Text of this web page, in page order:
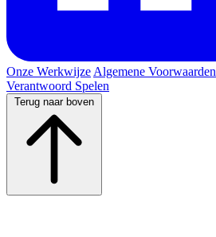
Onze Werkwijze Algemene Voorwaarden
Verantwoord Spelen
Terug naar boven